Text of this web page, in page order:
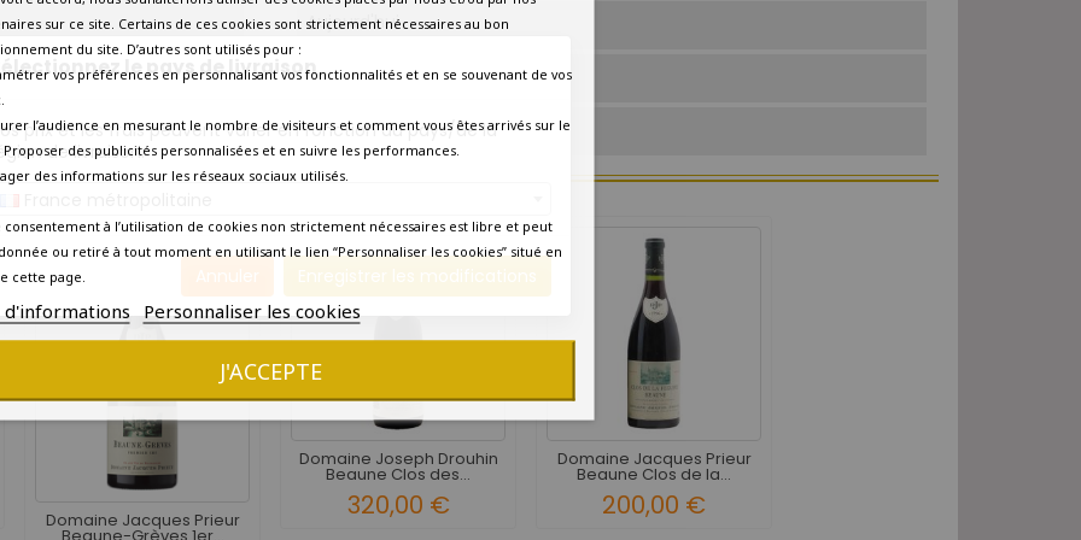
le pays de livraison
prix et les frais peuvent varier en fonction du pays/de la
de livraison.
Annuler Enregistrer les modifications
Aujourd'hui
2030
Livraison en 15 jours ouvrés
4 AUTRES PRODUITS DANS LA MÊME CATÉGORIE :
Domaine Jacques Prieur
Domaine Joseph Drouhin
Beaune Clos des...
320,00 €
Domaine Jacques Prieur
Beaune Clos de la...
200,00 €
sur ce site. Certains de ces cookies sont strictement nécessaires au bon
du site. D’autres sont utilisés pour :
vos préférences en personnalisant vos fonctionnalités et en se souvenant de vos
l’audience en mesurant le nombre de visiteurs et comment vous êtes arrivés sur le
Proposer des publicités personnalisées et en suivre les performances.
des informations sur les réseaux sociaux utilisés.
consentement à l’utilisation de cookies non strictement nécessaires est libre et peut
ou retiré à tout moment en utilisant le lien “Personnaliser les cookies” situé en
cette page.
d'informations Personnaliser les cookies
J'ACCEPTE